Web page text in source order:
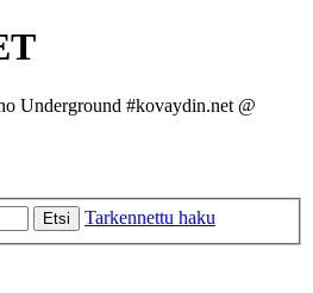
Underground #kovaydin.net @
Etsi Tarkennettu haku